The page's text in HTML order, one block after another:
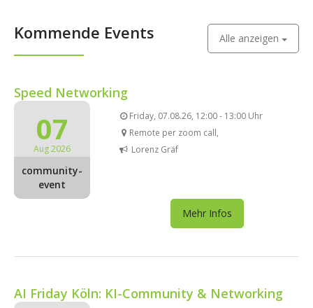
Kommende Events Alle anzeigen
Speed Networking
07
Aug 2026
community-
event
Friday, 07.08.26, 12:00 - 13:00 Uhr
Remote per zoom call,
Lorenz Gräf
Mehr Infos
AI Friday Köln: KI-Community & Networking